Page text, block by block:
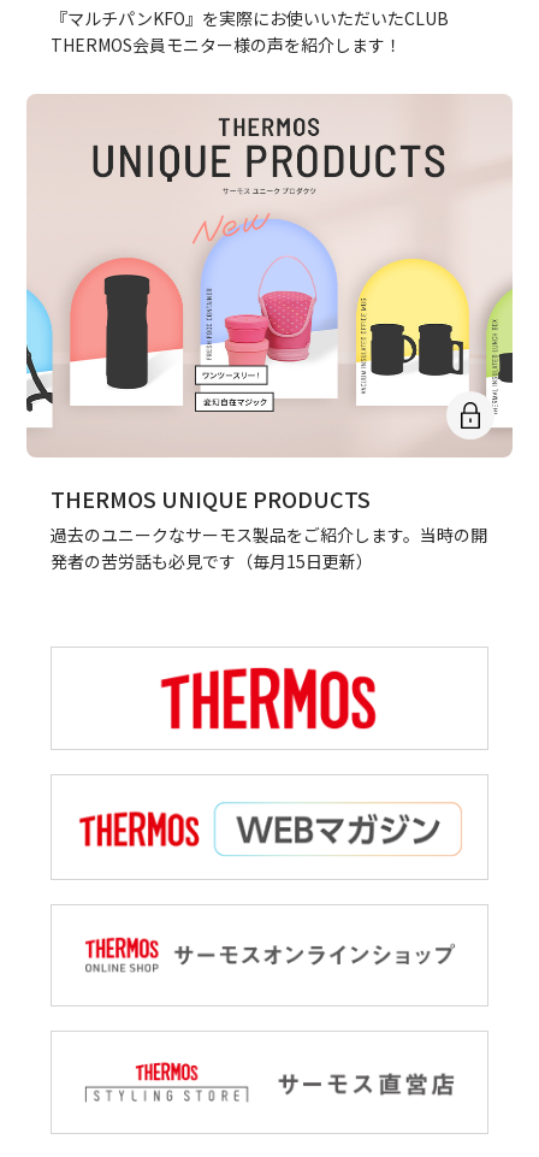
『マルチパンKFO』を実際にお使いいただいたCLUB
THERMOS会員モニター様の声を紹介します！
THERMOS UNIQUE PRODUCTS
過去のユニークなサーモス製品をご紹介します。当時の開
発者の苦労話も必見です（毎月15日更新）